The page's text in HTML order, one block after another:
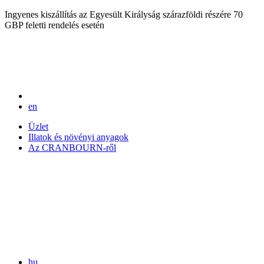
Ingyenes kiszállítás az Egyesült Királyság szárazföldi részére 70
GBP feletti rendelés esetén
en
Üzlet
Illatok és növényi anyagok
Az CRANBOURN-ről
hu